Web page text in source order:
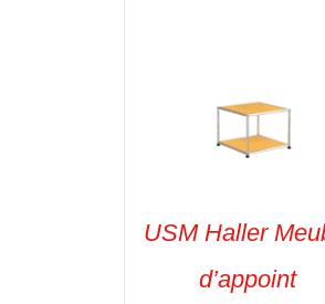
SELECT OPTIONS
USM Haller
d’appoint